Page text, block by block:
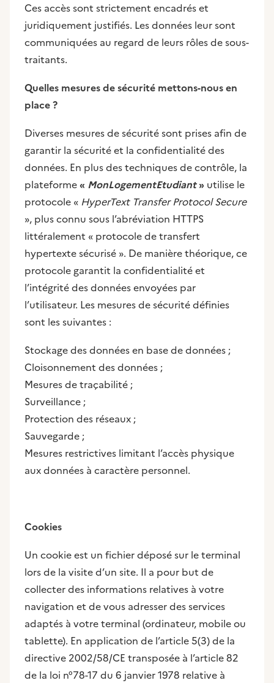
Ces accès sont strictement encadrés et
juridiquement justifiés. Les données leur sont
communiquées au regard de leurs rôles de sous-
traitants.
Quelles mesures de sécurité mettons-nous en
place ?
Diverses mesures de sécurité sont prises afin de
garantir la sécurité et la confidentialité des
données. En plus des techniques de contrôle, la
plateforme« MonLogementEtudiant» utilise le
protocole « HyperText Transfer Protocol Secure
», plus connu sous l’abréviation HTTPS
littéralement « protocole de transfert
hypertexte sécurisé ». De manière théorique, ce
protocole garantit la confidentialité et
l’intégrité des données envoyées par
l’utilisateur. Les mesures de sécurité définies
sont les suivantes :
Stockage des données en base de données ;
Cloisonnement des données ;
Mesures de traçabilité ;
Surveillance ;
Protection des réseaux ;
Sauvegarde ;
Mesures restrictives limitant l’accès physique
aux données à caractère personnel.
Cookies
Un cookie est un fichier déposé sur le terminal
lors de la visite d’un site. Il a pour but de
collecter des informations relatives à votre
navigation et de vous adresser des services
adaptés à votre terminal (ordinateur, mobile ou
tablette). En application de l’article 5(3) de la
directive 2002/58/CE transposée à l’article 82
de la loi n°78-17 du 6 janvier 1978 relative à